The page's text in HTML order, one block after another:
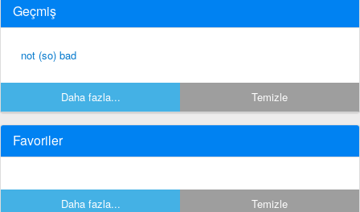
Geçmiş
not (so) bad
Daha fazla... Temizle
Favoriler
Daha fazla... Temizle